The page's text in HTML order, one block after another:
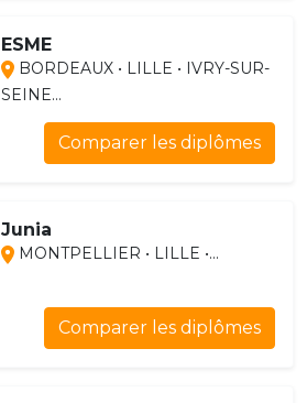
ESME
BORDEAUX • LILLE • IVRY-SUR-
SEINE...
Comparer les diplômes
Junia
MONTPELLIER • LILLE •...
Comparer les diplômes